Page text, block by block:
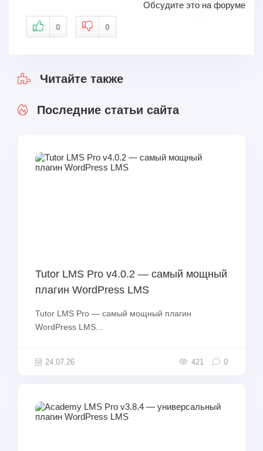
Обсудите это на форуме
0 0
Читайте также
Последние статьи сайта
Tutor LMS Pro v4.0.2 — самый мощный
плагин WordPress LMS
Tutor LMS Pro — самый мощный плагин
WordPress LMS...
24.07.26 421 0